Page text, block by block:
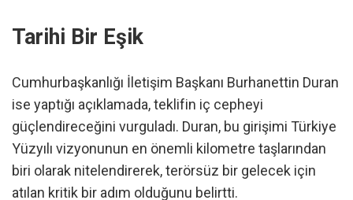
Tarihi Bir Eşik
Cumhurbaşkanlığı İletişim Başkanı Burhanettin Duran
ise yaptığı açıklamada, teklifin iç cepheyi
güçlendireceğini vurguladı. Duran, bu girişimi Türkiye
Yüzyılı vizyonunun en önemli kilometre taşlarından
biri olarak nitelendirerek, terörsüz bir gelecek için
atılan kritik bir adım olduğunu belirtti.